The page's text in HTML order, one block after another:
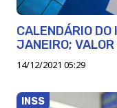
CALENDÁRIO
JANEIRO;
14/12/2021 05:29
INSS